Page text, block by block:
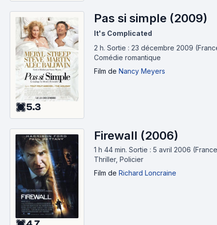
5.3
Pas si simple (2009)
It's Complicated
2 h. Sortie : 23 décembre 2009
Comédie romantique
Film de Nancy Meyers
Firewall (2006)
1 h 44 min. Sortie : 5 avril 2006
Thriller, Policier
Film de Richard Loncraine